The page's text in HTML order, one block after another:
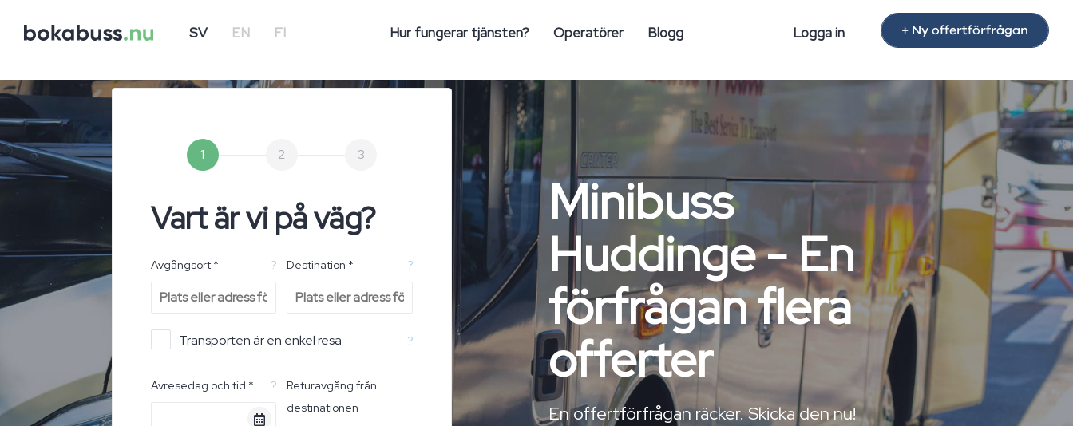
SV EN FI Hur fungerar tjänsten? Operatörer Blogg Logga in + Ny offertförfrågan
1 2 3
Vart är vi på väg?
Avgångsort * ? Destination * ?
Transporten är en enkel resa ?
Avresedag och tid * ?
Returavgång från
destinationen
Minibuss
Huddinge - En
förfrågan flera
offerter
En offertförfrågan räcker. Skicka den nu!